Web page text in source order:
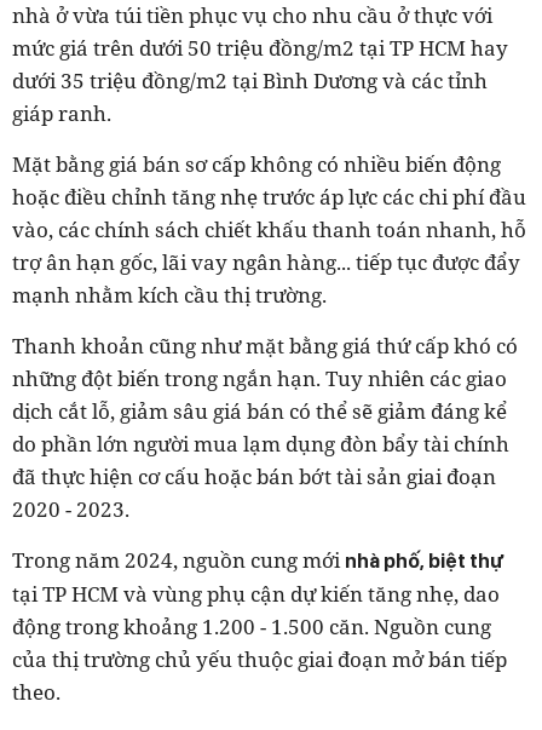
nhà ở vừa túi tiền phục vụ cho nhu cầu ở thực với
mức giá trên dưới 50 triệu đồng/m2 tại TP HCM hay
dưới 35 triệu đồng/m2 tại Bình Dương và các tỉnh
giáp ranh.
Mặt bằng giá bán sơ cấp không có nhiều biến động
hoặc điều chỉnh tăng nhẹ trước áp lực các chi phí đầu
vào, các chính sách chiết khấu thanh toán nhanh, hỗ
trợ ân hạn gốc, lãi vay ngân hàng... tiếp tục được đẩy
mạnh nhằm kích cầu thị trường.
Thanh khoản cũng như mặt bằng giá thứ cấp khó có
những đột biến trong ngắn hạn. Tuy nhiên các giao
dịch cắt lỗ, giảm sâu giá bán có thể sẽ giảm đáng kể
do phần lớn người mua lạm dụng đòn bẩy tài chính
đã thực hiện cơ cấu hoặc bán bớt tài sản giai đoạn
2020 - 2023.
Trong năm 2024, nguồn cung mới nhà phố, biệt thự
tại TP HCM và vùng phụ cận dự kiến tăng nhẹ, dao
động trong khoảng 1.200 - 1.500 căn. Nguồn cung
của thị trường chủ yếu thuộc giai đoạn mở bán tiếp
theo.